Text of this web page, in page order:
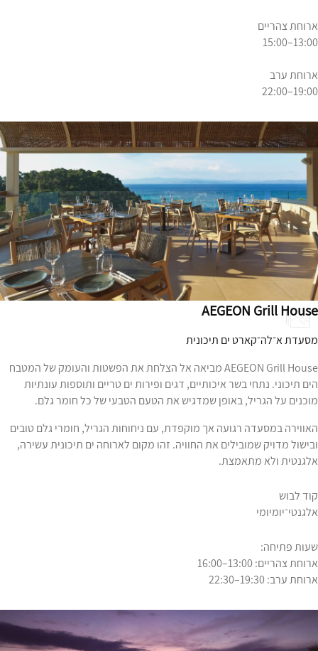
ארוחת צהריים
13:00–15:00
ארוחת ערב
19:00–22:00
AEGEON Grill House
מסעדת א־לה־קארט ים תיכונית
AEGEON Grill House מביאה אל הצלחת את הפשטות והעומק של המטבח
הים תיכוני. נתחי בשר איכותיים, דגים ופירות ים טריים ותוספות עונתיות
מוכנים על הגריל, באופן שמדגיש את הטעם הטבעי של כל חומר גלם.
האווירה במסעדה רגועה אך מוקפדת, עם ניחוחות הגריל, חומרי גלם טובים
ובישול מדויק שמובילים את החוויה. זהו מקום לארוחה ים תיכונית עשירה,
אלגנטית ולא מתאמצת.
קוד לבוש
אלגנטי־יומיומי
שעות פתיחה:
ארוחת צהריים: 13:00–16:00
ארוחת ערב: 19:30–22:30